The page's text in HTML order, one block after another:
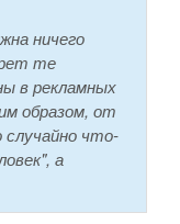
ничего
те
в рекламных
образом, от
что-
а